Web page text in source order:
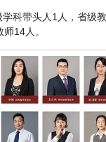
学科带头人1人，省级
14人。